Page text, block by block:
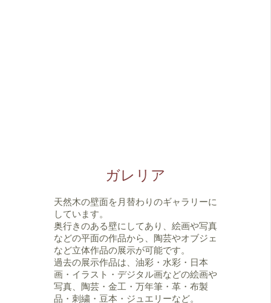
ガレリア
天然木の壁面を月替わりのギャラリーに
しています。
奥行きのある壁にしてあり、絵画や写真
などの平面の作品から、陶芸やオブジェ
など立体作品の展示が可能です。
過去の展示作品は、油彩・水彩・日本
画・イラスト・デジタル画などの絵画や
写真、陶芸・金工・万年筆・革・布製
品・刺繍・豆本・ジュエリーなど。